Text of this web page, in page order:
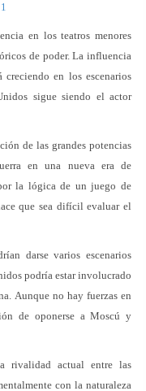
1
en los teatros menores
de poder. La influencia
en los escenarios
sigue siendo el actor
de las grandes potencias
en una nueva era de
la lógica de un juego de
que sea difícil evaluar el
darse varios escenarios
podría estar involucrado
Aunque no hay fuerzas en
de oponerse a Moscú y
rivalidad actual entre las
con la naturaleza